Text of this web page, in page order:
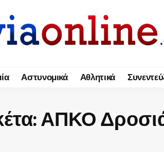
Αστυνομικά Αθλητικά
ΑΠΚΟ